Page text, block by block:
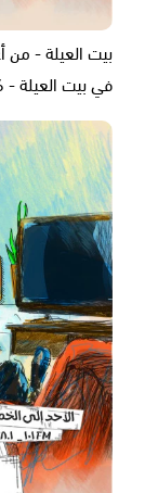
بيت العيلة - من
في بيت العيلة - 04.08.2026